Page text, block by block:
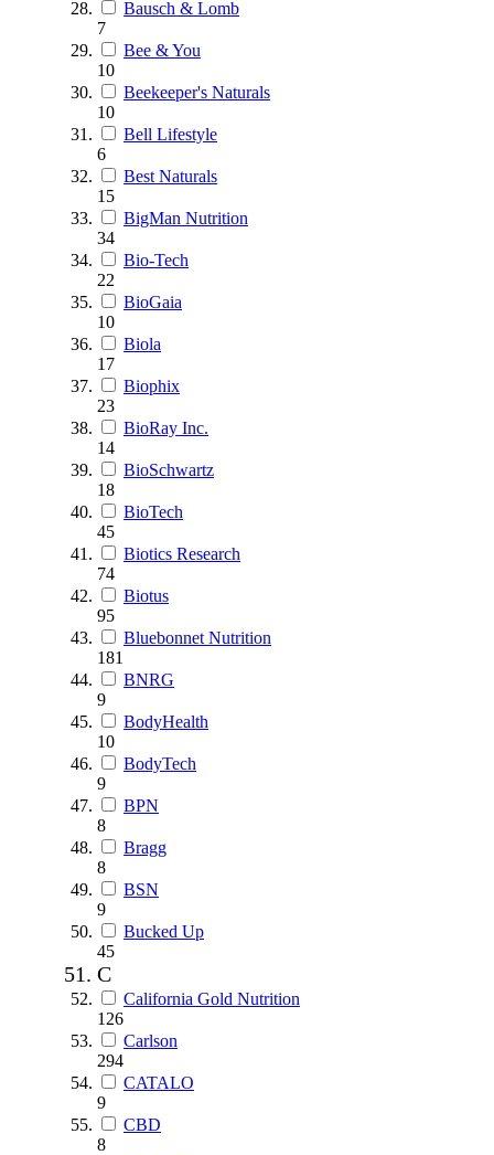
Bausch & Lomb
7
Bee & You
10
Beekeeper's Naturals
10
Bell Lifestyle
6
Best Naturals
15
BigMan Nutrition
34
Bio-Tech
22
BioGaia
10
Biola
17
Biophix
23
BioRay Inc.
14
BioSchwartz
18
BioTech
45
Biotics Research
74
Biotus
95
Bluebonnet Nutrition
181
BNRG
9
BodyHealth
10
BodyTech
9
BPN
8
Bragg
8
BSN
9
Bucked Up
45
C
California Gold Nutrition
126
Carlson
294
CATALO
9
CBD
8